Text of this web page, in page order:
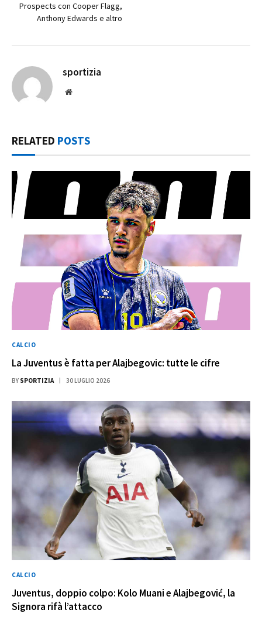
Prospects con Cooper Flagg,
Anthony Edwards e altro
sportizia
Website
RELATED POSTS
CALCIO
La Juventus è fatta per Alajbegovic: tutte le cifre
BY SPORTIZIA 30 LUGLIO 2026
CALCIO
Juventus, doppio colpo: Kolo Muani e Alajbegović, la
Signora rifà l’attacco